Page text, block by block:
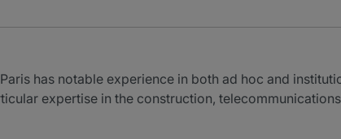
has notable experience in both ad hoc and
expertise in the construction,